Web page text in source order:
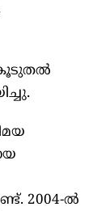
കൂടുതല്‍
2004-ല്‍